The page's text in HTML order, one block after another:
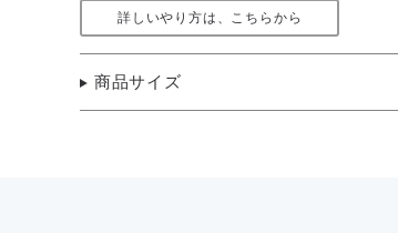
詳しいやり方は、こちらから
商品サイズ